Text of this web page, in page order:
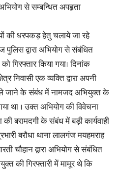
से सम्बन्धित अपहृता
की धरपकड़ हेतु चलाये जा रहे
द्वारा अभियोग से संबंधित
गिरफ्तार किया गया। दिनांक
निवासी एक व्यक्ति द्वारा अपनी
जाने के संबंध में नामजद अभियुक्त के
था । उक्त अभियोग की विवेचना
बरामदगी के संबंध में बड़ी कार्यवाही
बरौधा थाना लालगंज मयहमराह
चौहान द्वारा अभियोग से संबंधित
की गिरफ्तारी में मामूर थे कि